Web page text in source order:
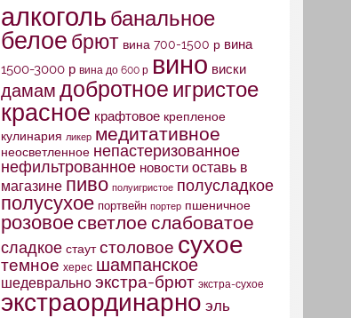
алкоголь банальное
белое брют вина 700-1500 р вина
1500-3000 р вина до 600 р вино виски
дамам добротное игристое
красное крафтовое крепленое
кулинария ликер медитативное
неосветленное непастеризованное
нефильтрованное новости оставь в
магазине пиво полуигристое полусладкое
полусухое портвейн портер пшеничное
розовоесветлое слабоватое
сладкое стаут столовое сухое
темное херес шампанское
шедеврально экстра-брют экстра-сухое
экстраординарно эль